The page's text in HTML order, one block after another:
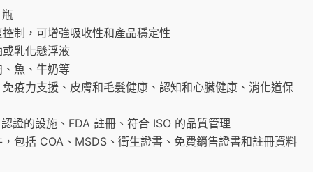
制，可增強吸收性和產品穩定性
乳化懸浮液
魚、牛奶等
疫力支援、皮膚和毛髮健康、認知和心臟健康、消化道保
證的設施、FDA 註冊、符合 ISO 的品質管理
包括 COA、MSDS、衛生證書、免費銷售證書和註冊資料